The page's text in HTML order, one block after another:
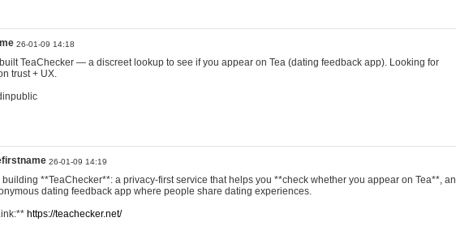
26-01-09 14:18
TeaChecker — a discreet lookup to see if you appear on Tea (dating feedback app). Looking for
trust + UX.
26-01-09 14:19
building **TeaChecker**: a privacy-first service that helps you **check whether you appear on Tea**, an
dating feedback app where people share dating experiences.
https://teachecker.net/